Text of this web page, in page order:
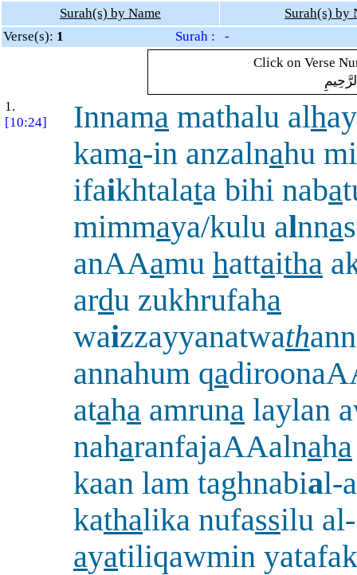
Surah(s) by Name
Surah(s) by
Verse(s): 1
Surah : -
Click on Verse
1.
[10:24]
Innama mathalu alhay
kama-in anzalnahu
ifaikhtalata bihi naba
mimmaya/kulu alnna
anAAamu hattaitha
ardu zukhrufaha
waizzayyanatwath
annahum qa
ataha amruna laylan
naharanfajaAAalnaha
kaan lam taghnabial-
kathalika nufassilu al-
ayatiliqawmin